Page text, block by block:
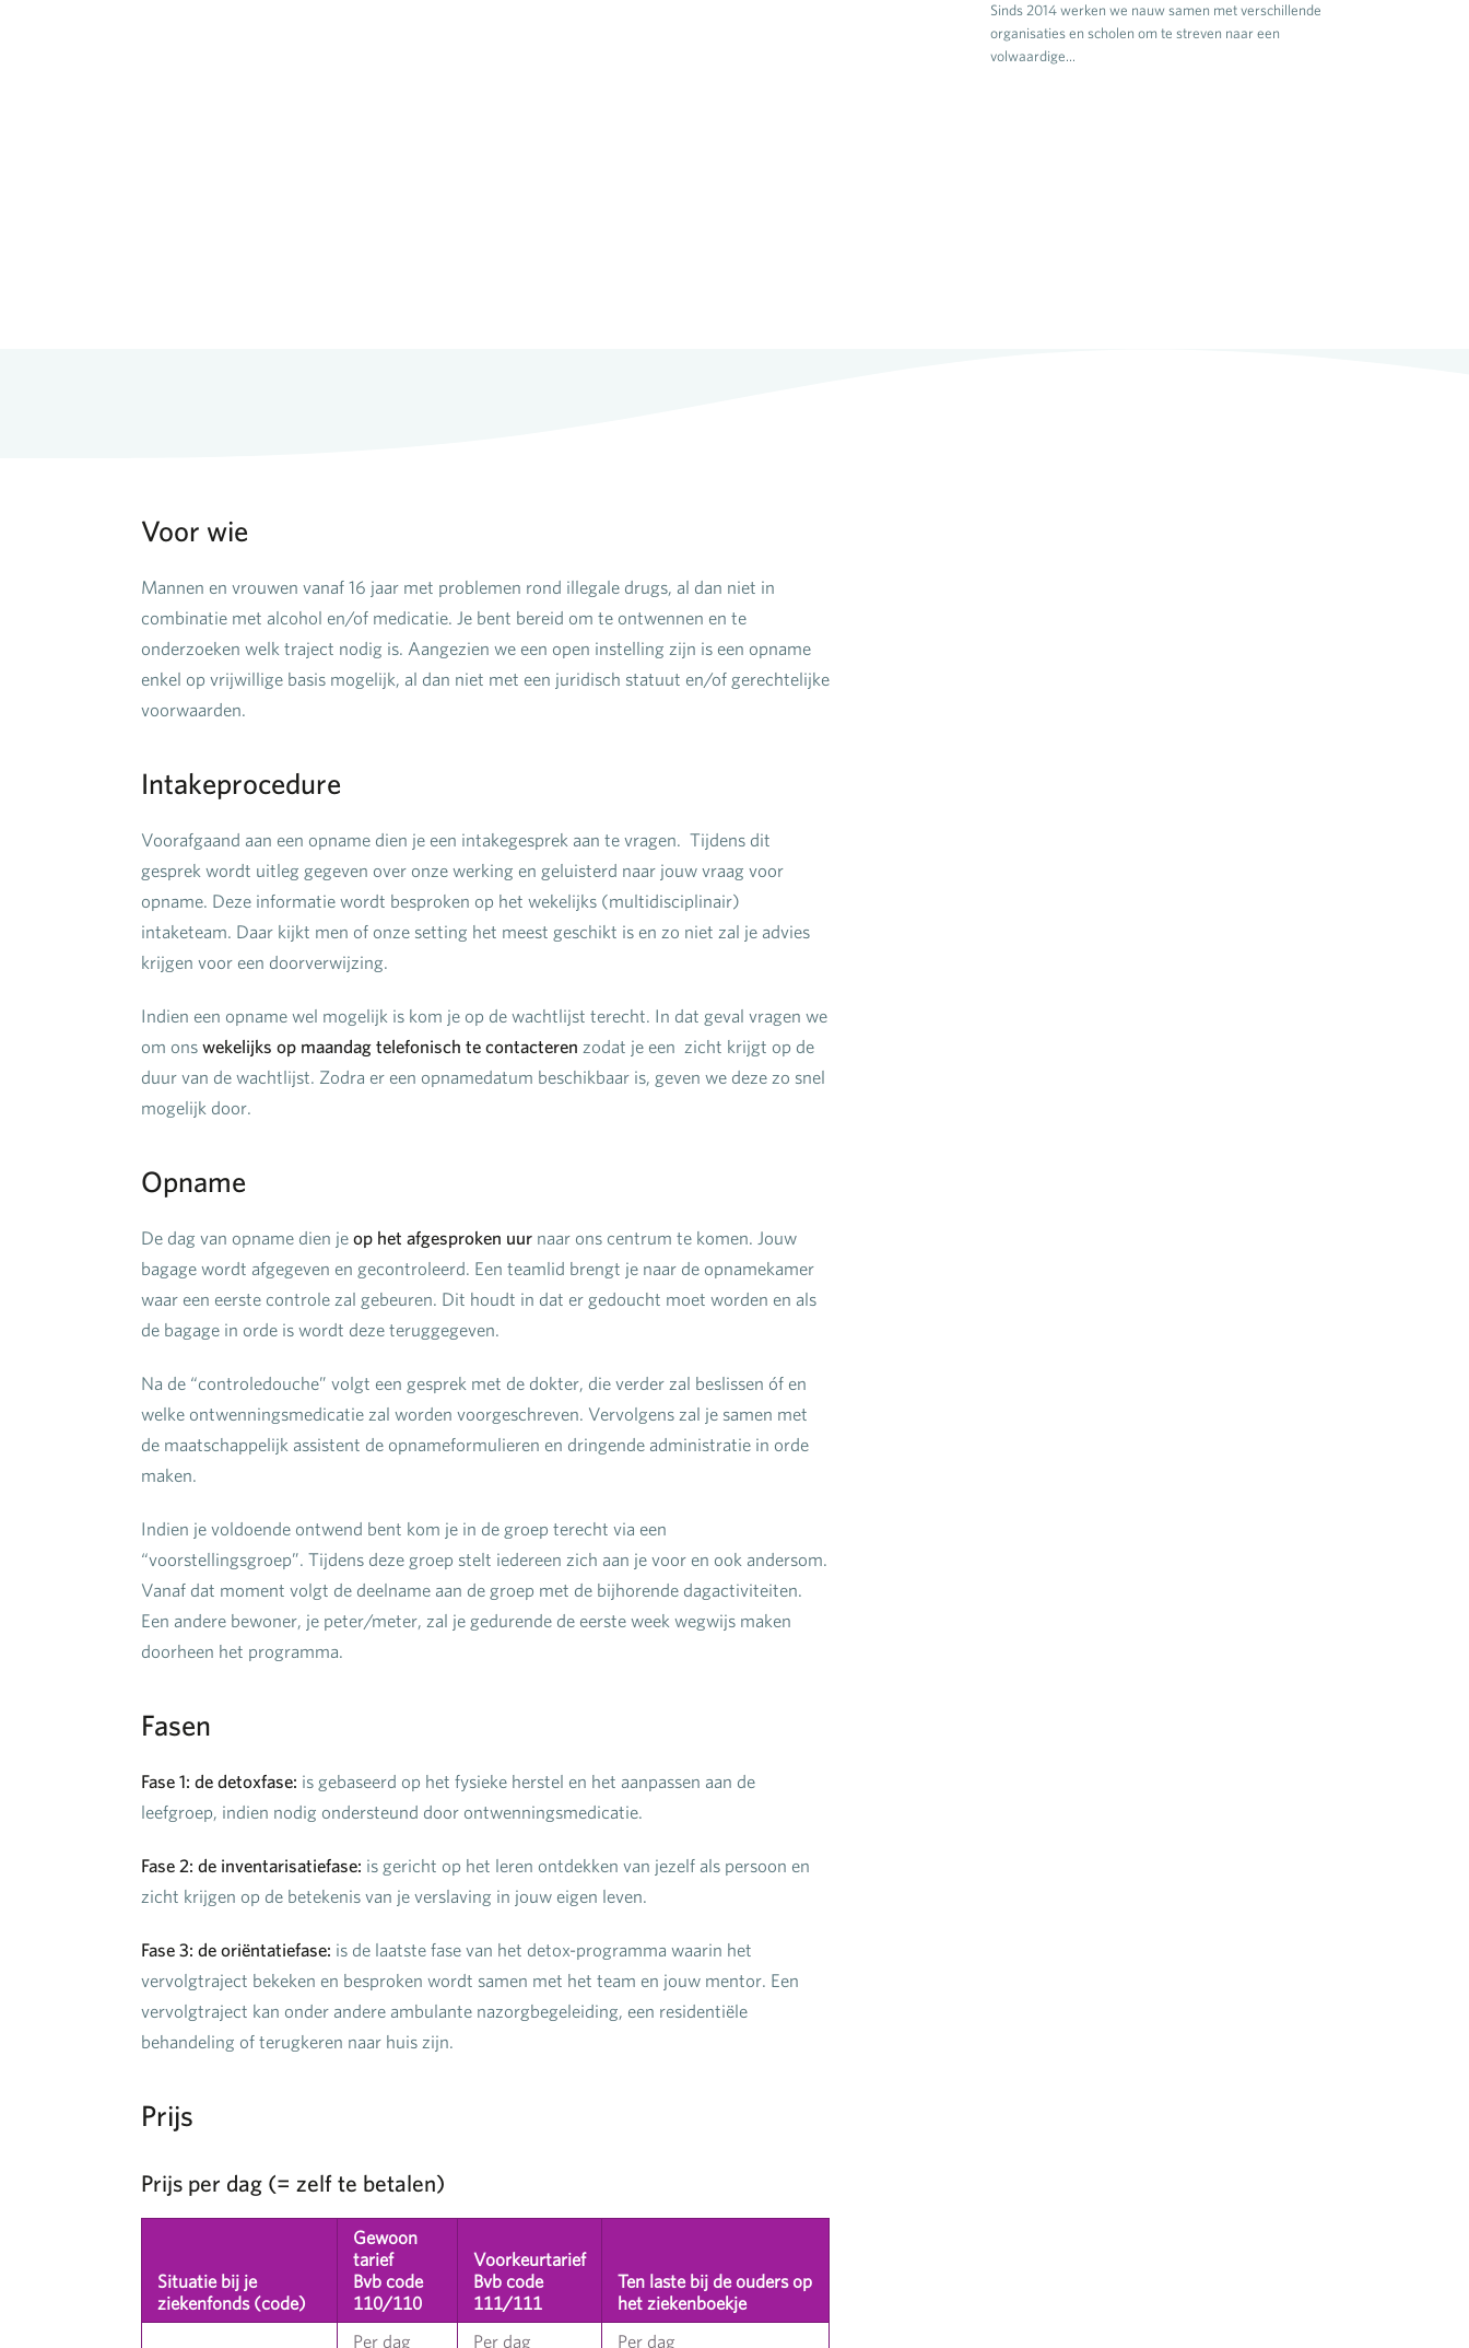
Voor wie
Mannen en vrouwen vanaf 16 jaar met problemen rond illegale drugs, al dan niet in
combinatie met alcohol en/of medicatie. Je bent bereid om te ontwennen en te
onderzoeken welk traject nodig is. Aangezien we een open instelling zijn is een opname
enkel op vrijwillige basis mogelijk, al dan niet met een juridisch statuut en/of gerechtelijke
voorwaarden.
Intakeprocedure
Voorafgaand aan een opname dien je een intakegesprek aan te vragen. Tijdens dit
gesprek wordt uitleg gegeven over onze werking en geluisterd naar jouw vraag voor
opname. Deze informatie wordt besproken op het wekelijks (multidisciplinair)
intaketeam. Daar kijkt men of onze setting het meest geschikt is en zo niet zal je advies
krijgen voor een doorverwijzing.
Indien een opname wel mogelijk is kom je op de wachtlijst terecht. In dat geval vragen we
om ons wekelijks op maandag telefonisch te contacteren zodat je een zicht krijgt op de
duur van de wachtlijst. Zodra er een opnamedatum beschikbaar is, geven we deze zo snel
mogelijk door.
Opname
De dag van opname dien je op het afgesproken uur naar ons centrum te komen. Jouw
bagage wordt afgegeven en gecontroleerd. Een teamlid brengt je naar de opnamekamer
waar een eerste controle zal gebeuren. Dit houdt in dat er gedoucht moet worden en als
de bagage in orde is wordt deze teruggegeven.
Na de “controledouche” volgt een gesprek met de dokter, die verder zal beslissen óf en
welke ontwenningsmedicatie zal worden voorgeschreven. Vervolgens zal je samen met
de maatschappelijk assistent de opnameformulieren en dringende administratie in orde
maken.
Indien je voldoende ontwend bent kom je in de groep terecht via een
“voorstellingsgroep”. Tijdens deze groep stelt iedereen zich aan je voor en ook andersom.
Vanaf dat moment volgt de deelname aan de groep met de bijhorende dagactiviteiten.
Een andere bewoner, je peter/meter, zal je gedurende de eerste week wegwijs maken
doorheen het programma.
Fasen
Fase 1: de detoxfase: is gebaseerd op het fysieke herstel en het aanpassen aan de
leefgroep, indien nodig ondersteund door ontwenningsmedicatie.
Fase 2: de inventarisatiefase: is gericht op het leren ontdekken van jezelf als persoon en
zicht krijgen op de betekenis van je verslaving in jouw eigen leven.
Fase 3: de oriëntatiefase: is de laatste fase van het detox-programma waarin het
vervolgtraject bekeken en besproken wordt samen met het team en jouw mentor. Een
vervolgtraject kan onder andere ambulante nazorgbegeleiding, een residentiële
behandeling of terugkeren naar huis zijn.
Prijs
Prijs per dag (= zelf te betalen)
Situatie bij je
ziekenfonds (code)
Gewoon
tarief
Bvb code
110/110
Voorkeurtarief
Bvb code
111/111
Ten laste bij de ouders op
het ziekenboekje
Per dag
Per dag Per dag
Sinds 2014 werken we nauw samen met verschillende
organisaties en scholen om te streven naar een
volwaardige...